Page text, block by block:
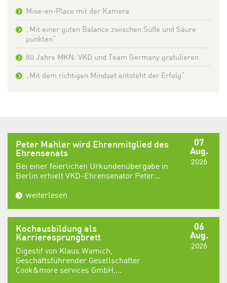
Mise-en-Place mit der Kamera
„Mit einer guten Balance zwischen Süße und Säure
punkten“
80 Jahre MKN: VKD und Team Germany gratulieren
„Mit dem richtigen Mindset entsteht der Erfolg“
07
Aug.
2026
Peter Mahler wird Ehrenmitglied des
Ehrensenats
Bei einer feierlichen Urkundenübergabe in
Berlin erhielt VKD-Ehrensenator Peter...
weiterlesen
06
Aug.
2026
Kochausbildung als
Karrieresprungbrett
Digestif von Klaus Wamich,
Geschäftsführender Gesellschafter
Cook&more services GmbH,...